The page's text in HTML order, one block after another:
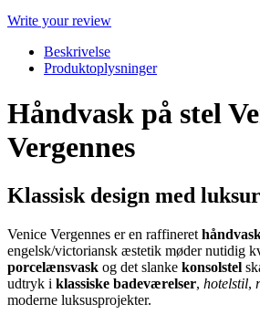
Write your review
Beskrivelse
Produktoplysninger
Håndvask på stel
Vergennes
Klassisk design med
Venice Vergennes er en raffineret
engelsk/victoriansk æstetik møder nutidig
porcelænsvask og det slanke konsolstel
udtryk i klassiske badeværelser, hotelstil,
moderne luksusprojekter.